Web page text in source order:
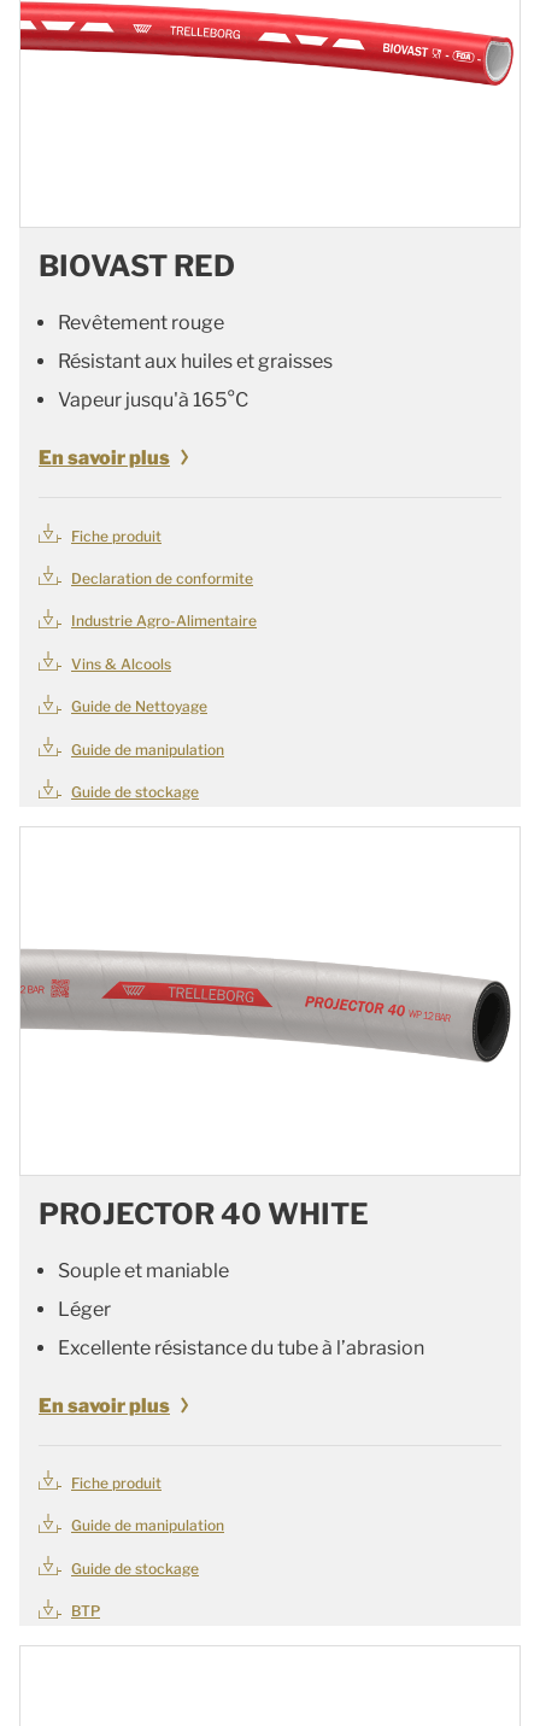
BIOVAST RED
Revêtement rouge
Résistant aux huiles et graisses
Vapeur jusqu'à 165°C
En savoir plus
Fiche produit
Declaration de conformite
Industrie Agro-Alimentaire
Vins & Alcools
Guide de Nettoyage
Guide de manipulation
Guide de stockage
PROJECTOR 40 WHITE
Souple et maniable
Léger
Excellente résistance du tube à l’abrasion
En savoir plus
Fiche produit
Guide de manipulation
Guide de stockage
BTP